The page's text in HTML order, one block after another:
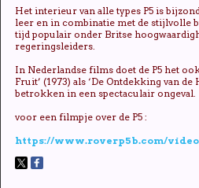
Het interieur van alle types P5 is
leer en in combinatie met de stijlvolle
tijd populair onder Britse
regeringsleiders.
In Nederlandse films doet de P5 het
Fruit’ (1973) als ‘De Ontdekking van de
betrokken in een spectaculair ongeval.
voor een filmpje over de P5 :
https://www.roverp5b.com/